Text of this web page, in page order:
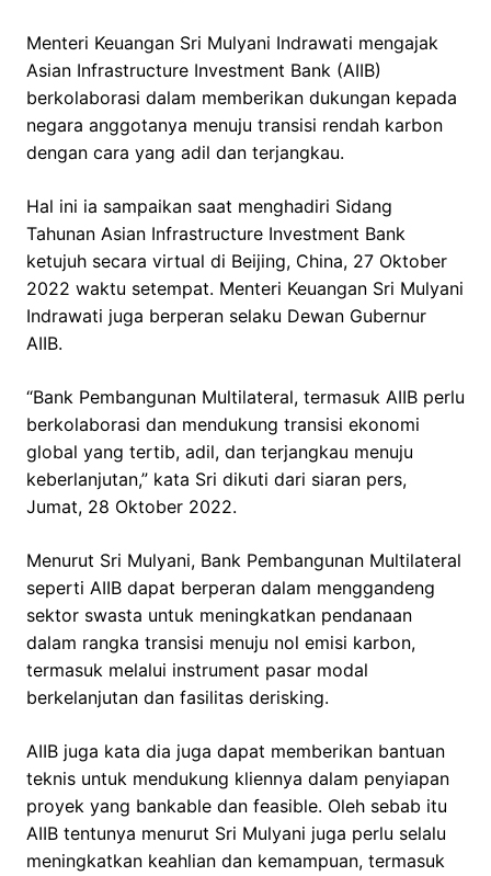
Menteri Keuangan Sri Mulyani Indrawati mengajak
Asian Infrastructure Investment Bank (AIIB)
berkolaborasi dalam memberikan dukungan kepada
negara anggotanya menuju transisi rendah karbon
dengan cara yang adil dan terjangkau.
Hal ini ia sampaikan saat menghadiri Sidang
Tahunan Asian Infrastructure Investment Bank
ketujuh secara virtual di Beijing, China, 27 Oktober
2022 waktu setempat. Menteri Keuangan Sri Mulyani
Indrawati juga berperan selaku Dewan Gubernur
AIIB.
“Bank Pembangunan Multilateral, termasuk AIIB perlu
berkolaborasi dan mendukung transisi ekonomi
global yang tertib, adil, dan terjangkau menuju
keberlanjutan,” kata Sri dikuti dari siaran pers,
Jumat, 28 Oktober 2022.
Menurut Sri Mulyani, Bank Pembangunan Multilateral
seperti AIIB dapat berperan dalam menggandeng
sektor swasta untuk meningkatkan pendanaan
dalam rangka transisi menuju nol emisi karbon,
termasuk melalui instrument pasar modal
berkelanjutan dan fasilitas derisking.
AIIB juga kata dia juga dapat memberikan bantuan
teknis untuk mendukung kliennya dalam penyiapan
proyek yang bankable dan feasible. Oleh sebab itu
AIIB tentunya menurut Sri Mulyani juga perlu selalu
meningkatkan keahlian dan kemampuan, termasuk